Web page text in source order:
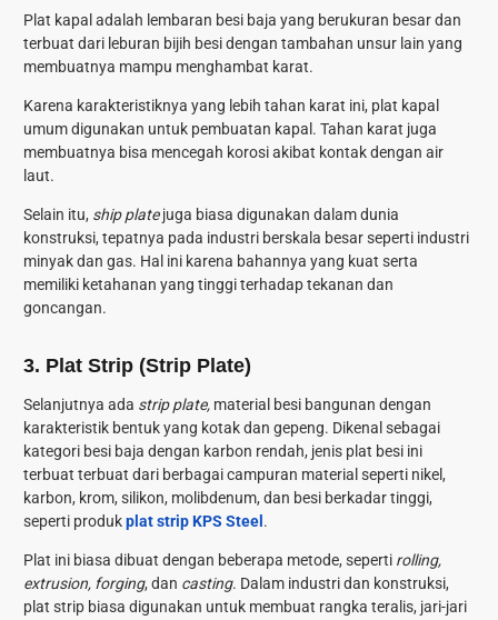
Plat kapal adalah lembaran besi baja yang berukuran besar dan
terbuat dari leburan bijih besi dengan tambahan unsur lain yang
membuatnya mampu menghambat karat.
Karena karakteristiknya yang lebih tahan karat ini, plat kapal
umum digunakan untuk pembuatan kapal. Tahan karat juga
membuatnya bisa mencegah korosi akibat kontak dengan air
laut.
Selain itu, ship platejuga biasa digunakan dalam dunia
konstruksi, tepatnya pada industri berskala besar seperti industri
minyak dan gas. Hal ini karena bahannya yang kuat serta
memiliki ketahanan yang tinggi terhadap tekanan dan
goncangan.
3. Plat Strip (Strip Plate)
Selanjutnya ada strip plate, material besi bangunan dengan
karakteristik bentuk yang kotak dan gepeng. Dikenal sebagai
kategori besi baja dengan karbon rendah, jenis plat besi ini
terbuat terbuat dari berbagai campuran material seperti nikel,
karbon, krom, silikon, molibdenum, dan besi berkadar tinggi,
seperti produkplat strip KPS Steel .
Plat ini biasa dibuat dengan beberapa metode, seperti rolling,
extrusion, forging, dan casting. Dalam industri dan konstruksi,
plat strip biasa digunakan untuk membuat rangka teralis, jari-jari